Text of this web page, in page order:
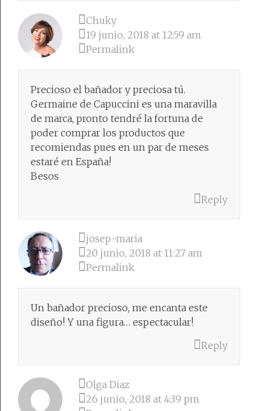
Chuky
19 junio, 2018 at 12:59 am
Permalink
Precioso el bañador y preciosa tú.
Germaine de Capuccini es una maravilla
de marca, pronto tendré la fortuna de
poder comprar los productos que
recomiendas pues en un par de meses
estaré en España!
Besos
Reply
josep-maria
20 junio, 2018 at 11:27 am
Permalink
Un bañador precioso, me encanta este
diseño! Y una figura… espectacular!
Reply
Olga Diaz
26 junio, 2018 at 4:39 pm